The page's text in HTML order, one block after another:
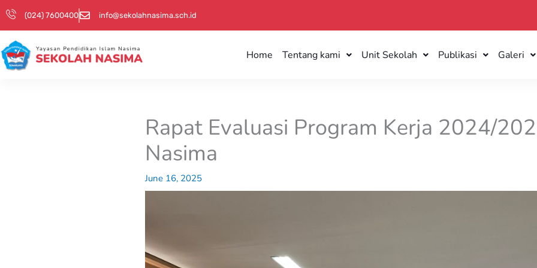
Skip
(024) 7600400 info@sekolahnasima.sch.id
Home Tentang kami Unit Sekolah Publikasi Galeri
Rapat Evaluasi Program Kerja 2024/
Nasima
June 16, 2025